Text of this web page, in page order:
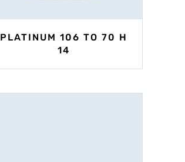
PLATINUM 106 TO 70 H
14